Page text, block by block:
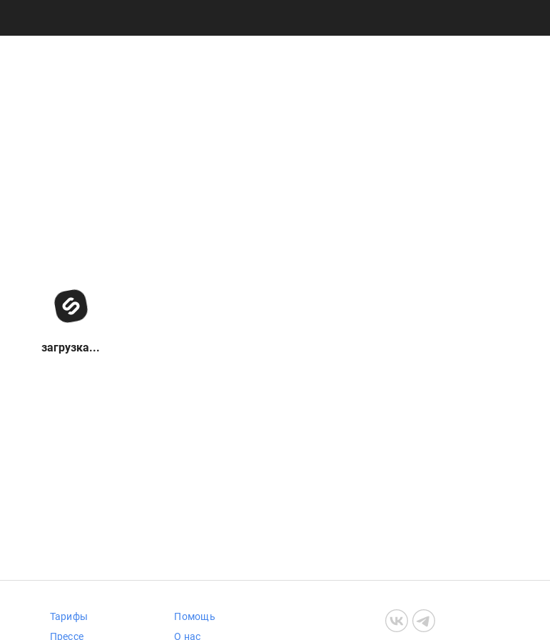
загрузка...
Тарифы
Прессе
Помощь
О нас